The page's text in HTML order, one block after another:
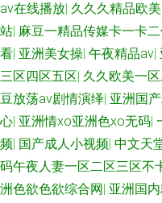
av在线播放| 久久久精品欧美
站| 麻豆一精品传媒卡一卡
看| 亚洲美女操| 午夜精品av|
三区四区五区| 久久欧美一
豆放荡av剧情演绎| 亚洲国
心| 亚洲情xo亚洲色xo无码|
频| 国产成人小视频| 中文天
码午夜人妻一区二区三区不
洲色欲色欲综合网| 亚洲国